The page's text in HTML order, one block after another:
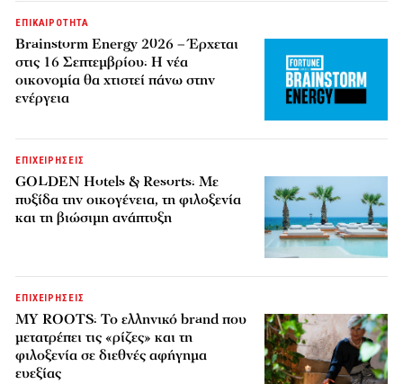
ΕΠΙΚΑΙΡΟΤΗΤΑ
Brainstorm Energy 2026 – Έρχεται
στις 16 Σεπτεμβρίου: Η νέα
οικονομία θα χτιστεί πάνω στην
ενέργεια
ΕΠΙΧΕΙΡΗΣΕΙΣ
GOLDEN Hotels & Resorts: Με
πυξίδα την οικογένεια, τη φιλοξενία
και τη βιώσιμη ανάπτυξη
ΕΠΙΧΕΙΡΗΣΕΙΣ
MY ROOTS: Το ελληνικό brand που
μετατρέπει τις «ρίζες» και τη
φιλοξενία σε διεθνές αφήγημα
ευεξίας